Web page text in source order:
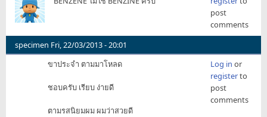
post
comments
specimen Fri, 22/03/2013 - 20:01
ขาประจำ ตามมาโหลด
ชอบครับ เรียบ ง่ายดี
ตามรสนิยมผม ผมว่าสวยดี
Log in or
registerto
post
comments